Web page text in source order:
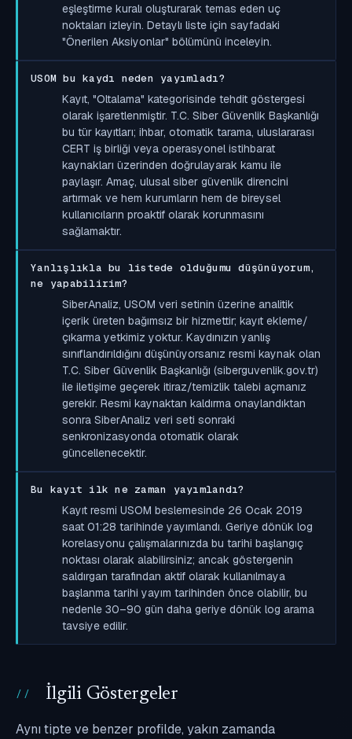
eşleştirme kuralı oluşturarak temas eden uç
noktaları izleyin. Detaylı liste için sayfadaki
"Önerilen Aksiyonlar" bölümünü inceleyin.
USOM bu kaydı neden yayımladı?
Kayıt, "Oltalama" kategorisinde tehdit göstergesi
olarak işaretlenmiştir. T.C. Siber Güvenlik Başkanlığı
bu tür kayıtları; ihbar, otomatik tarama, uluslararası
CERT iş birliği veya operasyonel istihbarat
kaynakları üzerinden doğrulayarak kamu ile
paylaşır. Amaç, ulusal siber güvenlik direncini
artırmak ve hem kurumların hem de bireysel
kullanıcıların proaktif olarak korunmasını
sağlamaktır.
Yanlışlıkla bu listede olduğumu düşünüyorum,
ne yapabilirim?
SiberAnaliz, USOM veri setinin üzerine analitik
içerik üreten bağımsız bir hizmettir; kayıt ekleme/
çıkarma yetkimiz yoktur. Kaydınızın yanlış
sınıflandırıldığını düşünüyorsanız resmi kaynak olan
T.C. Siber Güvenlik Başkanlığı (siberguvenlik.gov.tr)
ile iletişime geçerek itiraz/temizlik talebi açmanız
gerekir. Resmi kaynaktan kaldırma onaylandıktan
sonra SiberAnaliz veri seti sonraki
senkronizasyonda otomatik olarak
güncellenecektir.
Bu kayıt ilk ne zaman yayımlandı?
Kayıt resmi USOM beslemesinde 26 Ocak 2019
saat 01:28 tarihinde yayımlandı. Geriye dönük log
korelasyonu çalışmalarınızda bu tarihi başlangıç
noktası olarak alabilirsiniz; ancak göstergenin
saldırgan tarafından aktif olarak kullanılmaya
başlanma tarihi yayım tarihinden önce olabilir, bu
nedenle 30–90 gün daha geriye dönük log arama
tavsiye edilir.
İlgili Göstergeler
Aynı tipte ve benzer profilde, yakın zamanda